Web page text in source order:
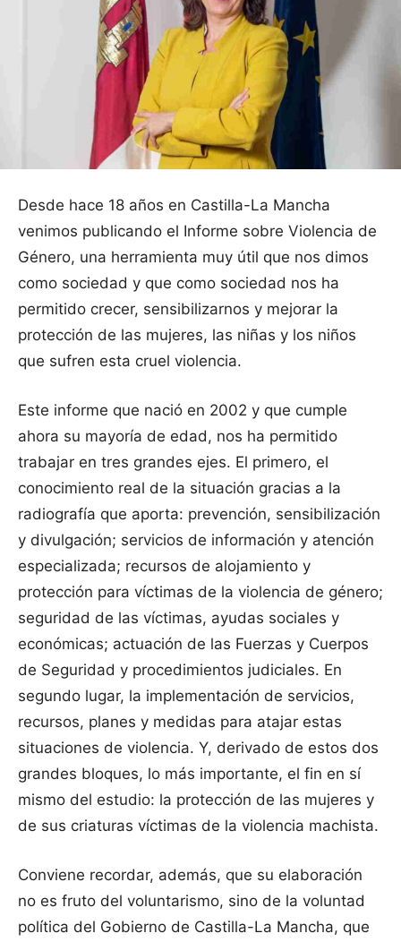
Desde hace 18 años en Castilla-La Mancha
venimos publicando el Informe sobre Violencia de
Género, una herramienta muy útil que nos dimos
como sociedad y que como sociedad nos ha
permitido crecer, sensibilizarnos y mejorar la
protección de las mujeres, las niñas y los niños
que sufren esta cruel violencia.
Este informe que nació en 2002 y que cumple
ahora su mayoría de edad, nos ha permitido
trabajar en tres grandes ejes. El primero, el
conocimiento real de la situación gracias a la
radiografía que aporta: prevención, sensibilización
y divulgación; servicios de información y atención
especializada; recursos de alojamiento y
protección para víctimas de la violencia de género;
seguridad de las víctimas, ayudas sociales y
económicas; actuación de las Fuerzas y Cuerpos
de Seguridad y procedimientos judiciales. En
segundo lugar, la implementación de servicios,
recursos, planes y medidas para atajar estas
situaciones de violencia. Y, derivado de estos dos
grandes bloques, lo más importante, el fin en sí
mismo del estudio: la protección de las mujeres y
de sus criaturas víctimas de la violencia machista.
Conviene recordar, además, que su elaboración
no es fruto del voluntarismo, sino de la voluntad
política del Gobierno de Castilla-La Mancha, que